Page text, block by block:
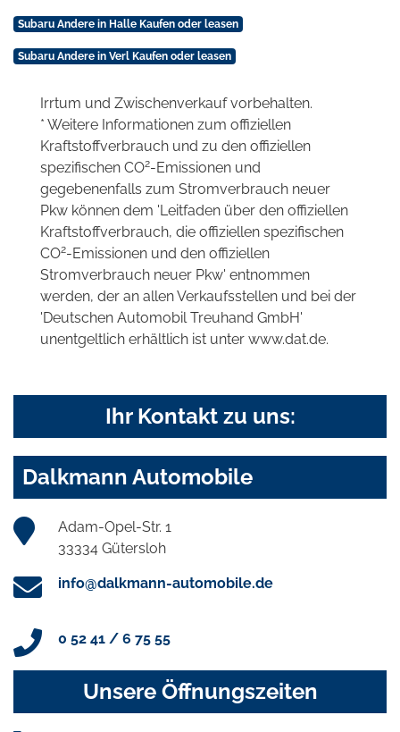
Subaru Andere in Halle Kaufen oder leasen
Subaru Andere in Verl Kaufen oder leasen
Irrtum und Zwischenverkauf vorbehalten.
* Weitere Informationen zum offiziellen
Kraftstoffverbrauch und zu den offiziellen
spezifischen CO2-Emissionen und
gegebenenfalls zum Stromverbrauch neuer
Pkw können dem 'Leitfaden über den offiziellen
Kraftstoffverbrauch, die offiziellen spezifischen
CO2-Emissionen und den offiziellen
Stromverbrauch neuer Pkw' entnommen
werden, der an allen Verkaufsstellen und bei der
'Deutschen Automobil Treuhand GmbH'
unentgeltlich erhältlich ist unter www.dat.de.
Ihr Kontakt zu uns:
Dalkmann Automobile
Adam-Opel-Str. 1
33334 Gütersloh
info@dalkmann-automobile.de
0 52 41 / 6 75 55
Unsere Öffnungszeiten